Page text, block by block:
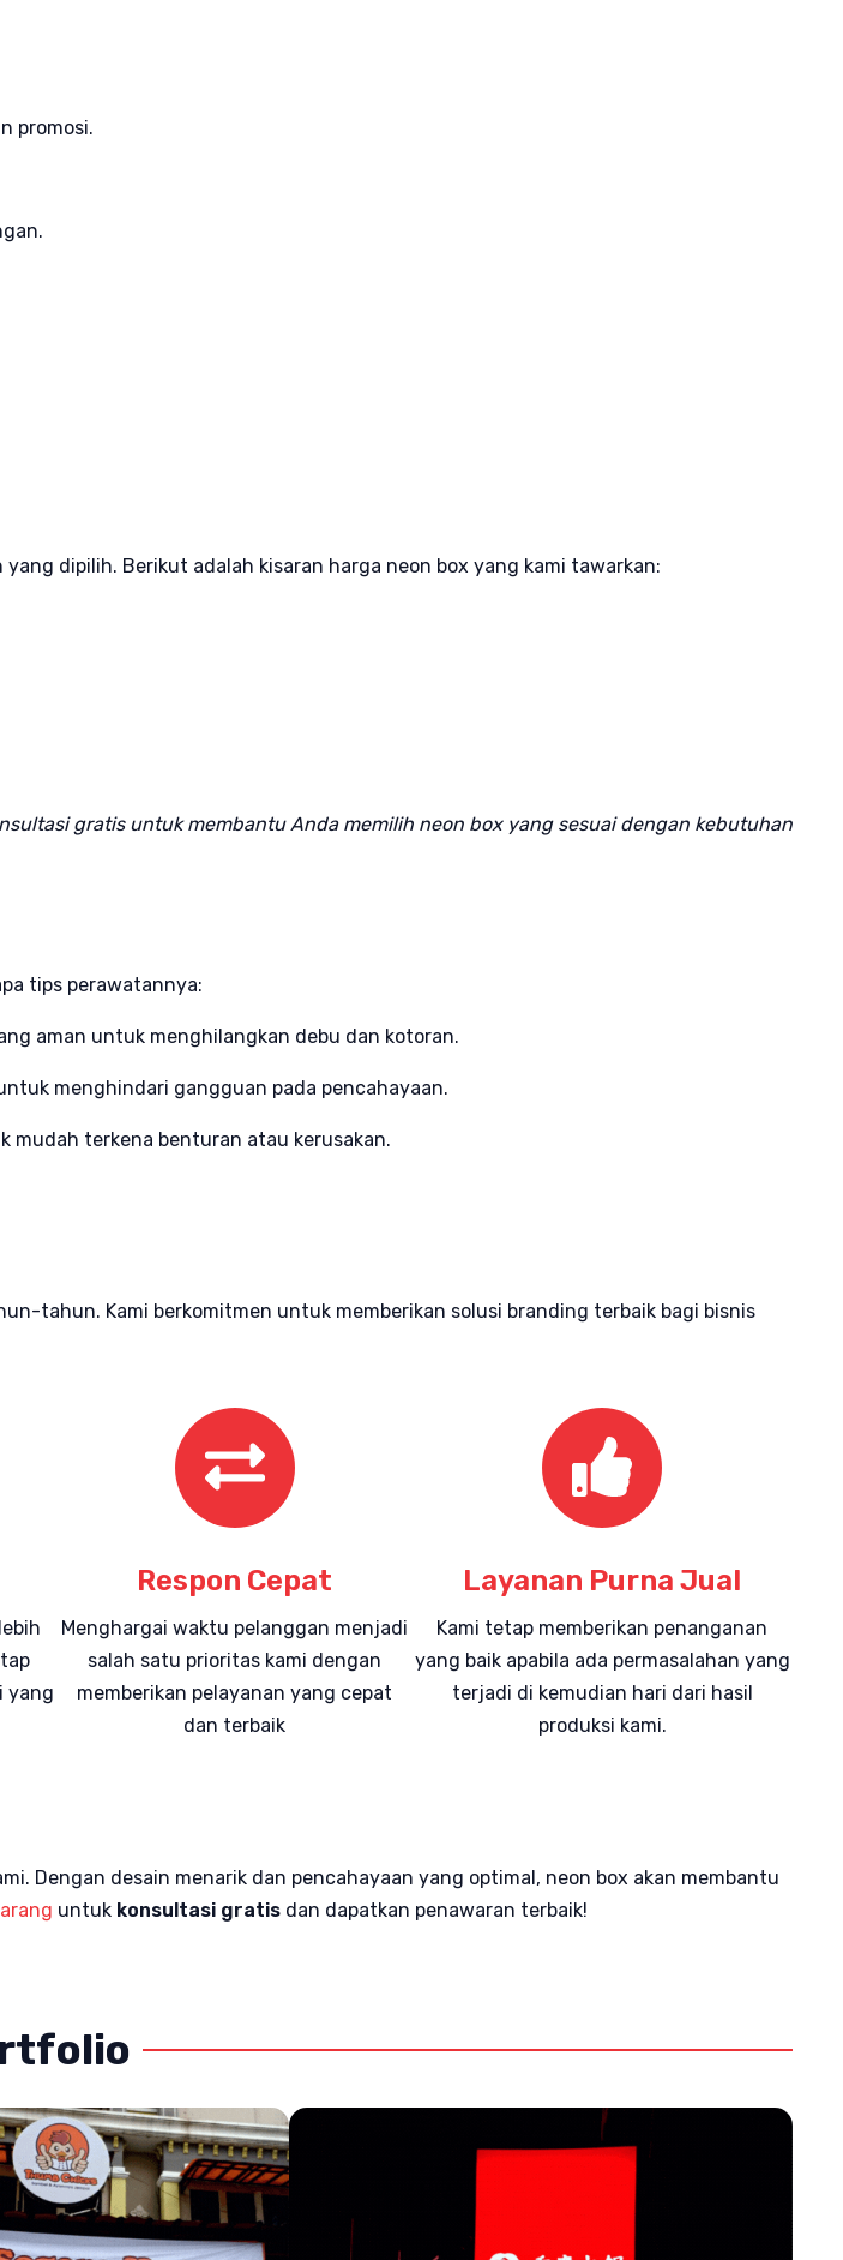
promosi.
dipilih. Berikut adalah kisaran harga neon box yang kami tawarkan:
gratis untuk membantu Anda memilih neon box yang sesuai dengan kebutuhan
tips perawatannya:
aman untuk menghilangkan debu dan kotoran.
menghindari gangguan pada pencahayaan.
mudah terkena benturan atau kerusakan.
tahun. Kami berkomitmen untuk memberikan solusi branding terbaik bagi bisnis
yang
Respon Cepat
Menghargai waktu pelanggan menjadi
salah satu prioritas kami dengan
memberikan pelayanan yang cepat
dan terbaik
Layanan Purna Jual
Kami tetap memberikan penanganan
yang baik apabila ada permasalahan yang
terjadi di kemudian hari dari hasil
produksi kami.
Dengan desain menarik dan pencahayaan yang optimal, neon box akan membantu
untuk konsultasi gratis dan dapatkan penawaran terbaik!